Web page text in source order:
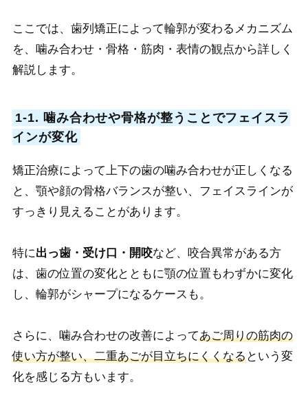
ここでは、歯列矯正によって輪郭が変わるメカニズム
を、噛み合わせ・骨格・筋肉・表情の観点から詳しく
解説します。
1-1. 噛み合わせや骨格が整うことでフェイスラ
インが変化
矯正治療によって上下の歯の噛み合わせが正しくなる
と、顎や顔の骨格バランスが整い、フェイスラインが
すっきり見えることがあります。
特に出っ歯・受け口・開咬など、咬合異常がある方
は、歯の位置の変化とともに顎の位置もわずかに変化
し、輪郭がシャープになるケースも。
さらに、噛み合わせの改善によってあご周りの筋肉の
使い方が整い、二重あごが目立ちにくくなるという変
化を感じる方もいます。